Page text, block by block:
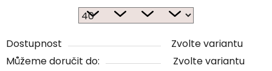
Dostupnost
Zvolte variantu
Můžeme doručit do:
Zvolte variantu